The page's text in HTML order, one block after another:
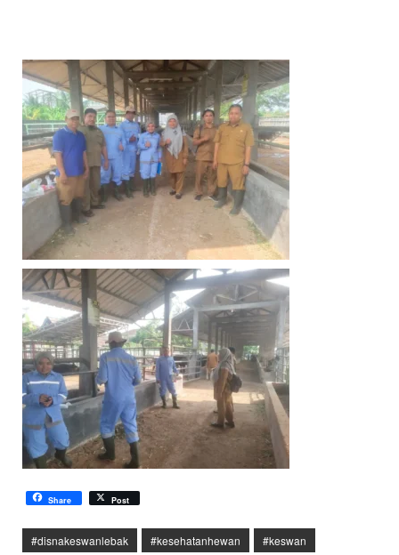
Share Post
#disnakeswanlebak #kesehatanhewan
#keswan